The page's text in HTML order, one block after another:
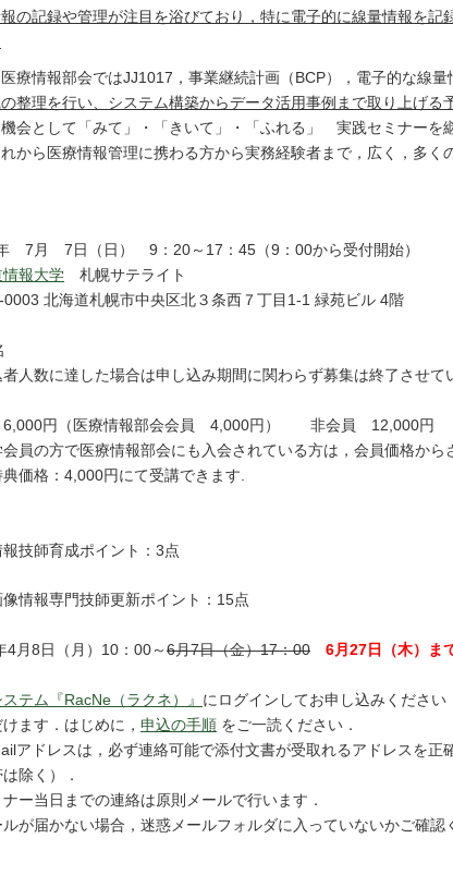
の記録や管理が注目を浴びており，特に電子的に線量情報を記
療情報部会ではJJ1017，事業継続計画（BCP），電子的な線量
整理を行い、システム構築からデータ活用事例まで取り上げる
会として「みて」・「きいて」・「ふれる」 実践セミナーを
から医療情報管理に携わる方から実務経験者まで，広く，多く
7月 7日（日） 9：20～17：45（9：00から受付開始）
報大学 札幌サテライト
0003 北海道札幌市中央区北３条西７丁目1-1 緑苑ビル 4階
者人数に達した場合は申し込み期間に関わらず募集は終了させて
円（医療情報部会会員 4,000円） 非会員 12,000円
員の方で医療情報部会にも入会されている方は，会員価格から
価格：4,000円にて受講できます.
報技師育成ポイント：3点
像情報専門技師更新ポイント：15点
4月8日（月）10：00～ 6月7日（金）17：00 6月27日（木）ま
テム『RacNe（ラクネ）』 にログインしてお申し込みください
ます．はじめに， 申込の手順 をご一読ください．
アドレスは，必ず連絡可能で添付文書が受取れるアドレスを正
は除く）．
ー当日までの連絡は原則メールで行います．
が届かない場合，迷惑メールフォルダに入っていないかご確認